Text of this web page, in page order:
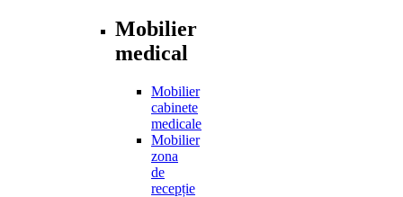
Mobilier
medical
Mobilier
cabinete
medicale
Mobilier
zona
de
recepție